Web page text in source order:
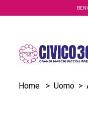
Salta al contenuto
Home > Uomo >